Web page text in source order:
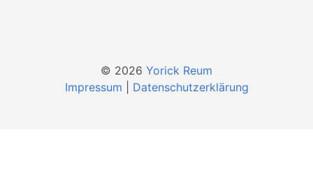
© 2026 Yorick Reum
Impressum
Datenschutzerklärung